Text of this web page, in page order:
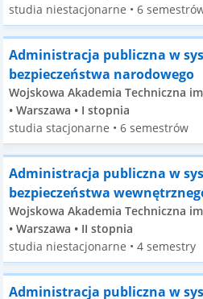
studia niestacjonarne • 6
Administracja publiczna w
bezpieczeństwa narodowego
Wojskowa Akademia Techniczna
• Warszawa • I stopnia
studia stacjonarne • 6 semestrów
Administracja publiczna w
bezpieczeństwa
Wojskowa Akademia Techniczna
• Warszawa • II stopnia
studia niestacjonarne • 4 semestry
Administracja publiczna w